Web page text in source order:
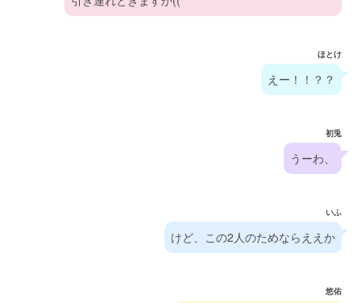
ほとけ
えー！！？？
初兎
うーわ、
いふ
けど、この2人のためならええか
悠佑